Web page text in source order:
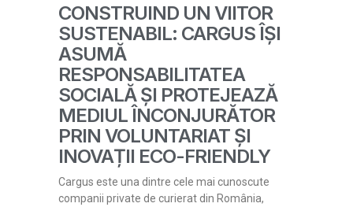
CONSTRUIND UN VIITOR
SUSTENABIL: CARGUS ÎȘI
ASUMĂ
RESPONSABILITATEA
SOCIALĂ ȘI PROTEJEAZĂ
MEDIUL ÎNCONJURĂTOR
PRIN VOLUNTARIAT ȘI
INOVAȚII ECO-FRIENDLY
Cargus este una dintre cele mai cunoscute
companii private de curierat din România,